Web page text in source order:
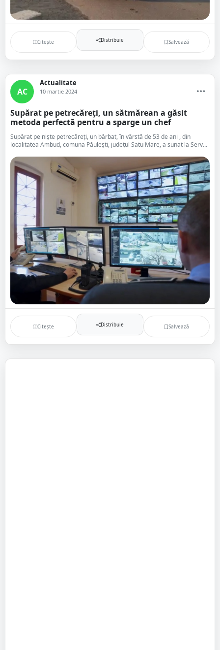
Citește Distribuie Salvează
AC
Actualitate
10 martie 2024
Supărat pe petrecăreți, un sătmărean a găsit
metoda perfectă pentru a sparge un chef
Supărat pe niște petrecăreți, un bărbat, în vârstă de 53 de ani , din
localitatea Ambud, comuna Păulești, județul Satu Mare, a sunat la Serv...
Citește Distribuie Salvează